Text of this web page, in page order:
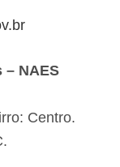
– NAES
Centro.